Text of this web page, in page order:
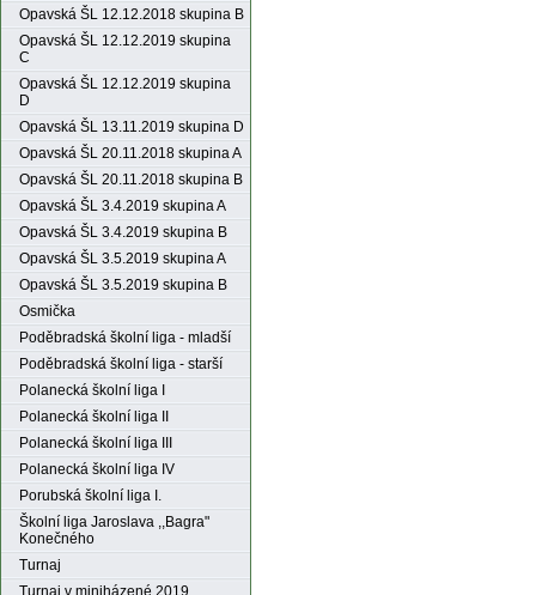
Opavská ŠL 12.12.2018 skupina B
Opavská ŠL 12.12.2019 skupina
C
Opavská ŠL 12.12.2019 skupina
D
Opavská ŠL 13.11.2019 skupina D
Opavská ŠL 20.11.2018 skupina A
Opavská ŠL 20.11.2018 skupina B
Opavská ŠL 3.4.2019 skupina A
Opavská ŠL 3.4.2019 skupina B
Opavská ŠL 3.5.2019 skupina A
Opavská ŠL 3.5.2019 skupina B
Osmička
Poděbradská školní liga - mladší
Poděbradská školní liga - starší
Polanecká školní liga I
Polanecká školní liga II
Polanecká školní liga III
Polanecká školní liga IV
Porubská školní liga I.
Školní liga Jaroslava ,,Bagra"
Konečného
Turnaj
Turnaj v miniházené 2019